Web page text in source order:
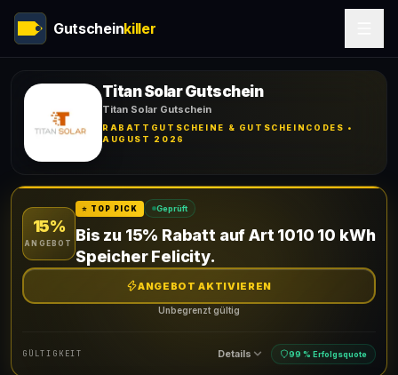
Gutscheinkiller
Titan Solar Gutschein
Titan Solar Gutschein
RABATTGUTSCHEINE & GUTSCHEINCODES •
AUGUST 2026
15%
ANGEBOT
⭐ TOP PICK Geprüft
Bis zu 15% Rabatt auf Art 1010 10 kWh
Speicher Felicity.
ANGEBOT AKTIVIEREN
Unbegrenzt gültig
GÜLTIGKEIT Details 99 % Erfolgsquote